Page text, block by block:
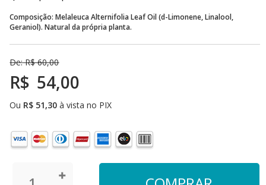
Composição: Melaleuca Alternifolia Leaf Oil (d-Limonene, Linalool,
Geraniol). Natural da própria planta.
De: R$60,00
R$ 54,00
Ou R$ 51,30 à vista no PIX